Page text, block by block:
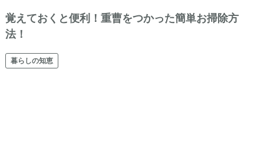
覚えておくと便利！重曹をつかった簡単お掃除方
法！
暮らしの知恵